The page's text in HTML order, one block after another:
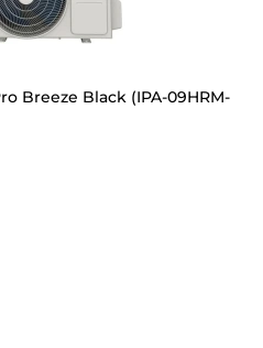
Breeze Black (IPA-09HRM-